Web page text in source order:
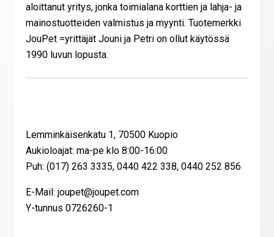
aloittanut yritys, jonka toimialana korttien ja lahja- ja
mainostuotteiden valmistus ja myynti. Tuotemerkki
JouPet =yrittäjät Jouni ja Petri on ollut käytössä
1990 luvun lopusta.
Lemminkäisenkatu 1, 70500 Kuopio
Aukioloajat: ma-pe klo 8:00-16:00
Puh: (017) 263 3335, 0440 422 338, 0440 252 856
E-Mail: joupet@joupet.com
Y-tunnus 0726260-1